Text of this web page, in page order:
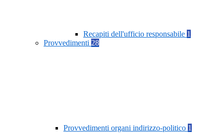
Recapiti dell'ufficio responsabile 1
Provvedimenti 28
Provvedimenti organi indirizzo-politico 1